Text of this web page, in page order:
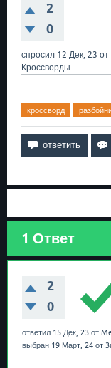
2
0
спросил 12 Дек, 23 от
Кроссворды
кроссворд
1 Ответ
2
0
ответил 15 Дек, 23 от
выбран 19 Март, 24 от